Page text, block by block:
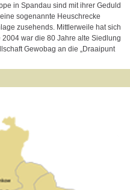
in Spandau sind mit ihrer Geduld
sogenannte Heuschrecke
zusehends. Mittlerweile hat sich
war die 80 Jahre alte Siedlung
Gewobag an die „Draaipunt